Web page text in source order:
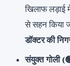
खिलाफ लड़ाई
से सहन किया
डॉक्टर की
संयुक्त गोली